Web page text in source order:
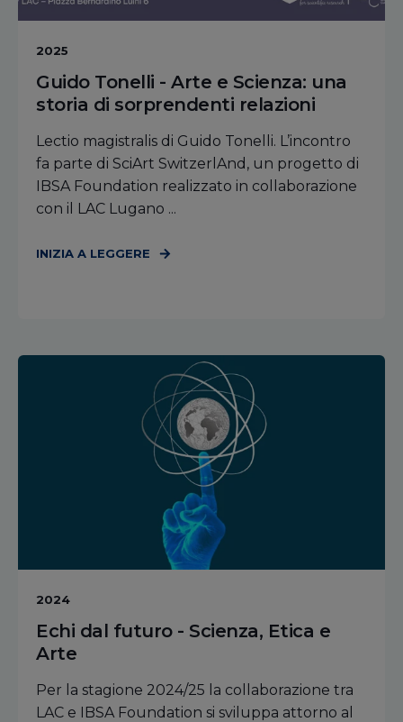
2025
Guido Tonelli - Arte e Scienza: una
storia di sorprendenti relazioni
Lectio magistralis di Guido Tonelli. L’incontro
fa parte di SciArt SwitzerlAnd, un progetto di
IBSA Foundation realizzato in collaborazione
con il LAC Lugano ...
INIZIA A LEGGERE
2024
Echi dal futuro - Scienza, Etica e
Arte
Per la stagione 2024/25 la collaborazione tra
LAC e IBSA Foundation si sviluppa attorno al